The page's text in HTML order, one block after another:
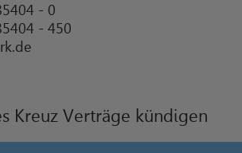
- 0
- 450
Kreuz Verträge kündigen